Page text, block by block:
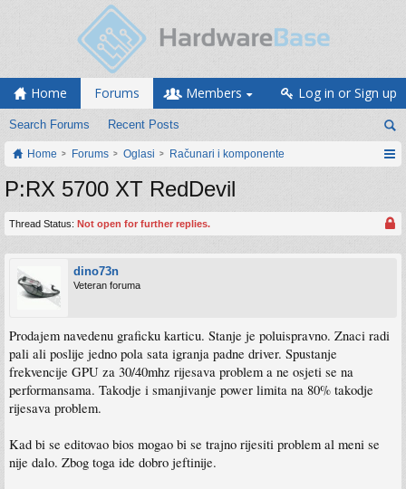
Home Forums
Search Forums Recent Posts
Members Log in or Sign up
Home Forums Oglasi Računari i komponente
P:RX 5700 XT RedDevil
Thread Status: Not open for further replies.
dino73n
Veteran foruma
Prodajem navedenu graficku karticu. Stanje je poluispravno. Znaci radi
pali ali poslije jedno pola sata igranja padne driver. Spustanje
frekvencije GPU za 30/40mhz rijesava problem a ne osjeti se na
performansama. Takodje i smanjivanje power limita na 80% takodje
rijesava problem.
Kad bi se editovao bios mogao bi se trajno rijesiti problem al meni se
nije dalo. Zbog toga ide dobro jeftinije.